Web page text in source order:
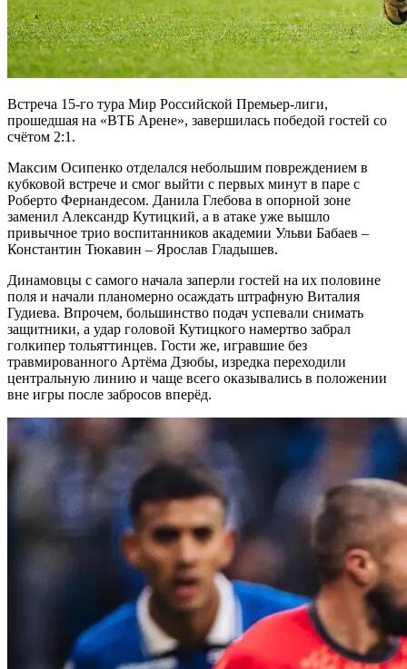
Встреча 15-го тура Мир Российской Премьер-лиги,
прошедшая на «ВТБ Арене», завершилась победой гостей со
счётом 2:1.
Максим Осипенко отделался небольшим повреждением в
кубковой встрече и смог выйти с первых минут в паре с
Роберто Фернандесом. Данила Глебова в опорной зоне
заменил Александр Кутицкий, а в атаке уже вышло
привычное трио воспитанников академии Ульви Бабаев –
Константин Тюкавин – Ярослав Гладышев.
Динамовцы с самого начала заперли гостей на их половине
поля и начали планомерно осаждать штрафную Виталия
Гудиева. Впрочем, большинство подач успевали снимать
защитники, а удар головой Кутицкого намертво забрал
голкипер тольяттинцев. Гости же, игравшие без
травмированного Артёма Дзюбы, изредка переходили
центральную линию и чаще всего оказывались в положении
вне игры после забросов вперёд.